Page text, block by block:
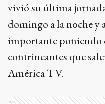
vivió su última
domingo a la noche y
importante poniendo
contrincantes que
América TV.
Ads